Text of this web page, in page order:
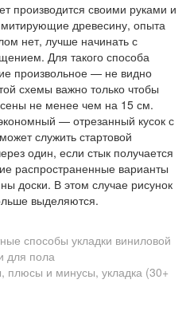
производится своими руками и
древесину, опыта
нет, лучше начинать с
Для такого способа
произвольное — не видно
схемы важно только чтобы
не менее чем на 15 см.
— отрезанный кусок с
служить стартовой
один, если стык получается
распространенные варианты
доски. В этом случае рисунок
выделяются.
способы укладки виниловой
для пола